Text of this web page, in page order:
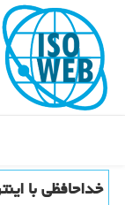
خداحافظی با